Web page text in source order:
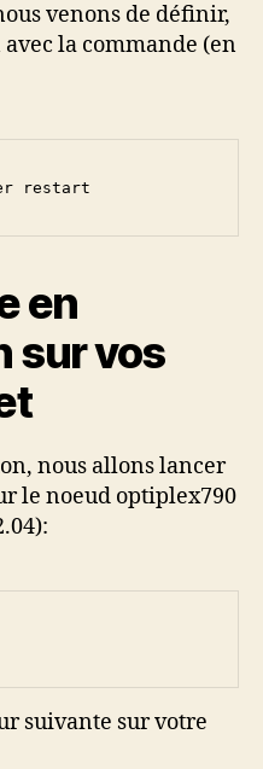
venons de définir,
la commande (en
restart
en
sur vos
nous allons lancer
le noeud optiplex790
suivante sur votre